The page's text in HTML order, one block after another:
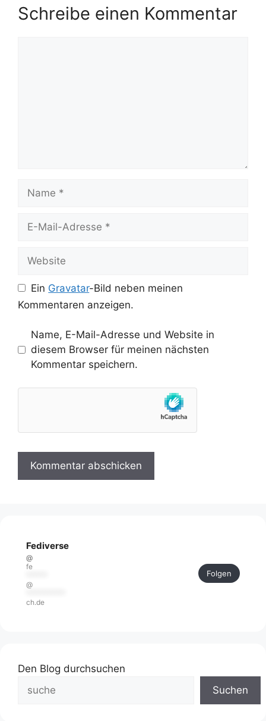
Schreibe einen Kommentar
Mail-
Ein Gravatar-Bild neben meinen
Kommentaren anzeigen.
Name, E-Mail-Adresse und Website in
diesem Browser für meinen nächsten
Kommentar speichern.
Fediverse
@
fe
@
ch.de
Folgen
Den Blog durchsuchen
Suchen